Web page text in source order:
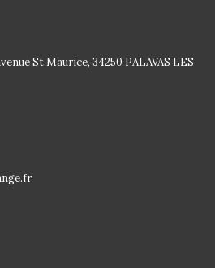
St Maurice, 34250 PALAVAS LES